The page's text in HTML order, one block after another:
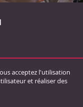
acceptez l'utilisation
et réaliser des